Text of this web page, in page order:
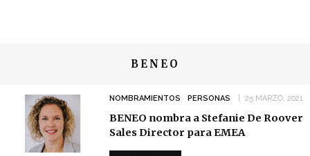
BENEO
NOMBRAMIENTOS PERSONAS 25 MARZO, 2021
BENEO nombra a Stefanie De Roover
Sales Director para EMEA